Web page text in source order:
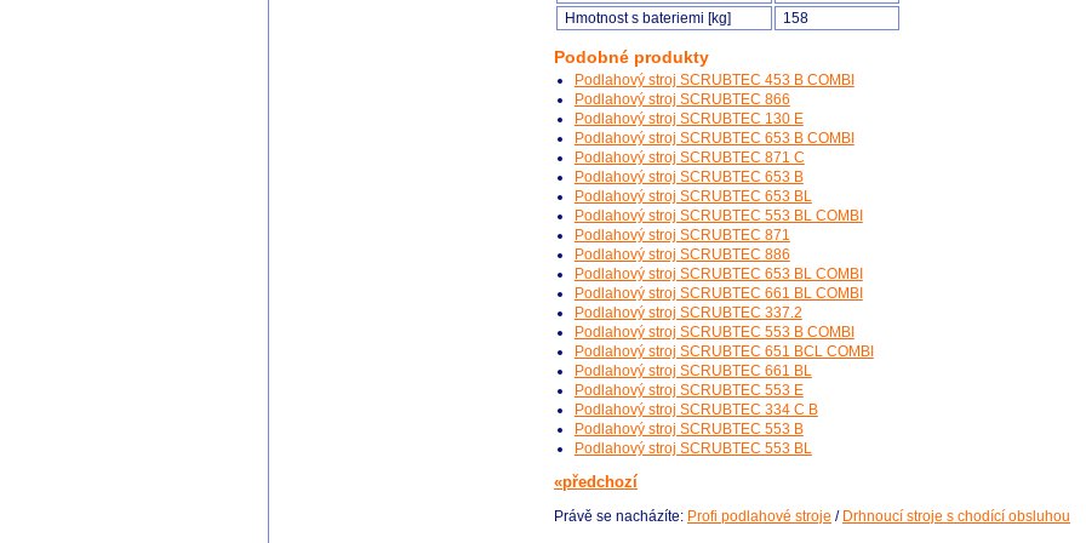
Hmotnost s bateriemi [kg]
158
Podobné produkty
Podlahový stroj SCRUBTEC 453 B COMBI
Podlahový stroj SCRUBTEC 866
Podlahový stroj SCRUBTEC 130 E
Podlahový stroj SCRUBTEC 653 B COMBI
Podlahový stroj SCRUBTEC 871 C
Podlahový stroj SCRUBTEC 653 B
Podlahový stroj SCRUBTEC 653 BL
Podlahový stroj SCRUBTEC 553 BL COMBI
Podlahový stroj SCRUBTEC 871
Podlahový stroj SCRUBTEC 886
Podlahový stroj SCRUBTEC 653 BL COMBI
Podlahový stroj SCRUBTEC 661 BL COMBI
Podlahový stroj SCRUBTEC 337.2
Podlahový stroj SCRUBTEC 553 B COMBI
Podlahový stroj SCRUBTEC 651 BCL COMBI
Podlahový stroj SCRUBTEC 661 BL
Podlahový stroj SCRUBTEC 553 E
Podlahový stroj SCRUBTEC 334 C B
Podlahový stroj SCRUBTEC 553 B
Podlahový stroj SCRUBTEC 553 BL
«předchozí
Právě se nacházíte: Profi podlahové stroje / Drhnoucí stroje s chodící obsluhou